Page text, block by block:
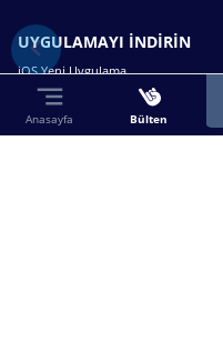
UYGULAMAYI İNDİRİN
iOS Yeni Uygulama
Anasayfa Bülten